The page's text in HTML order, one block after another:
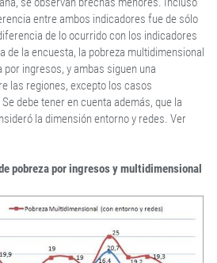
entre ambos indicadores fue de sólo
de lo ocurrido con los indicadores
de la encuesta, la pobreza multidimensional
ingresos, y ambas siguen una
las regiones, excepto los casos
debe tener en cuenta además, que la
la dimensión entorno y redes. Ver
pobreza por ingresos y multidimensional